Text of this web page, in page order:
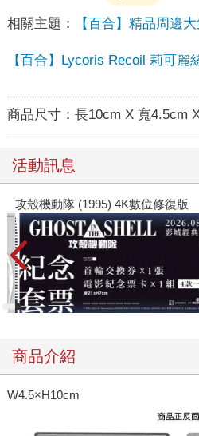
相關主題： 【百合】精品周邊
【百合】Lycoris Recoil 莉可麗
商品尺寸： 長10cm X 寬4.5cm
活動訊息
攻殼機動隊 (1995) 4K數位修復版
商品介紹
W4.5×H10cm